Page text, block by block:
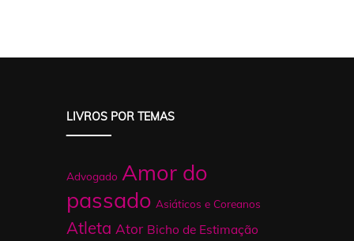
LIVROS POR TEMAS
Advogado Amor do
passado Asiáticos e Coreanos
Atleta Ator Bicho de Estimação